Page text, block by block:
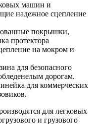
машин и
надежное сцепление
покрышки,
протектора
на мокром и
для безопасного
дорогам.
для коммерческих
для легковых
и грузового